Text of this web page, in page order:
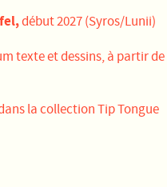
début 2027 (Syros/Lunii)
texte et dessins, à partir de
la collection Tip Tongue